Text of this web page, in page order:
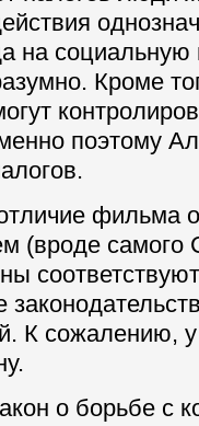
на
Кроме
поэтому
фильма
(вроде самого
К сожалению,
о борьбе с